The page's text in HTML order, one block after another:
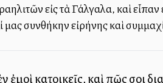
εἰς τὰ Γάλγαλα, καὶ εἶπαν
συνθήκην εἰρήνης καὶ
ἐμοὶ κατοικεῖς, καὶ πῶς σοι